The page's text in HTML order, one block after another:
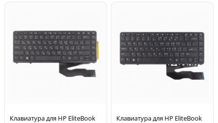
Клавиатура для HP EliteBook
Клавиатура для HP EliteBook